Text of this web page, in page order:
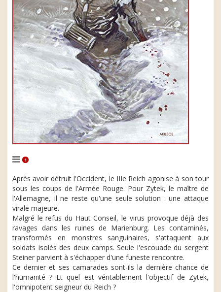
1
Après avoir détruit l'Occident, le IIIe Reich agonise à son tour
sous les coups de l'Armée Rouge. Pour Zytek, le maître de
l'Allemagne, il ne reste qu'une seule solution : une attaque
virale majeure.
Malgré le refus du Haut Conseil, le virus provoque déjà des
ravages dans les ruines de Marienburg. Les contaminés,
transformés en monstres sanguinaires, s'attaquent aux
soldats isolés des deux camps. Seule l'escouade du sergent
Steiner parvient à s'échapper d'une funeste rencontre.
Ce dernier et ses camarades sont-ils la dernière chance de
l'humanité ? Et quel est véritablement l'objectif de Zytek,
l'omnipotent seigneur du Reich ?